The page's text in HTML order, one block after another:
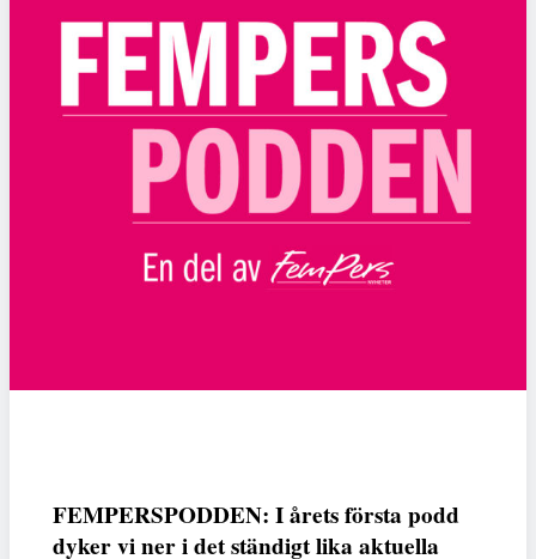
FEMPERSPODDEN: I årets första podd
dyker vi ner i det ständigt lika aktuella